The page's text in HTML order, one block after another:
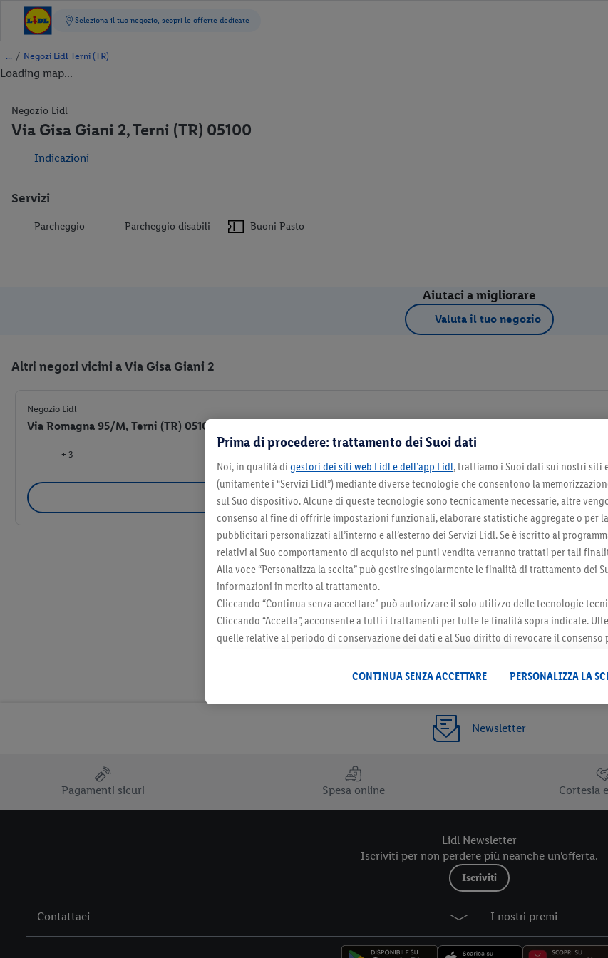
/ Negozi Lidl Terni (TR)
Loading map...
Negozio Lidl
Via Gisa Giani 2, Terni (TR) 05100
Indicazioni
Servizi
Parcheggio Parcheggio disabili Buoni Pasto
Aiutaci a migliorare
Valuta il tuo negozio
Altri negozi vicini a Via Gisa Giani 2
Negozio Lidl
Via Romagna 95/M, Terni (TR) 05100
+ 3
Seleziona come negozio preferito
Newsletter
Pagamenti sicuri Spesa online Cortesia
Lidl Newsletter
Iscriviti per non perdere più neanche un'offerta.
Iscriviti
Contattaci I nostri premi
Prima di procedere: trattamento dei Suoi dati
Noi, in qualità di gestori dei siti web Lidl e dell’app Lidl, trattiamo i Suoi dati sui nostri siti
(unitamente i “Servizi Lidl”) mediante diverse tecnologie che consentono la
sul Suo dispositivo. Alcune di queste tecnologie sono tecnicamente necessarie, altre
consenso al fine di offrirle impostazioni funzionali, elaborare statistiche aggregate o per
pubblicitari personalizzati all’interno e all’esterno dei Servizi Lidl. Se è iscritto al
relativi al Suo comportamento di acquisto nei punti vendita verranno trattati per tali
Alla voce “Personalizza la scelta” può gestire singolarmente le finalità di trattamento dei
informazioni in merito al trattamento.
Cliccando “Continua senza accettare” può autorizzare il solo utilizzo delle tecnologie
Cliccando “Accetta”, acconsente a tutti i trattamenti per tutte le finalità sopra indicate.
quelle relative al periodo di conservazione dei dati e al Suo diritto di revocare il consenso
CONTINUA SENZA ACCETTARE PERSONALIZZA LA